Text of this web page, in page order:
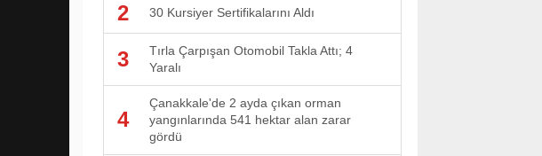
2 30 Kursiyer Sertifikalarını Aldı
3
Tırla Çarpışan Otomobil Takla Attı; 4
Yaralı
4
Çanakkale'de 2 ayda çıkan orman
yangınlarında 541 hektar alan zarar
gördü